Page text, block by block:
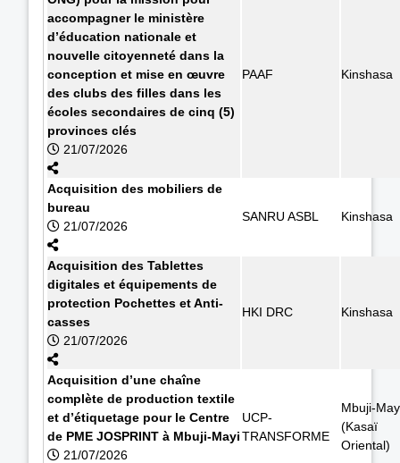
accompagner le ministère
d’éducation nationale et
nouvelle citoyenneté dans la
conception et mise en œuvre
des clubs des filles dans les
écoles secondaires de cinq (5)
provinces clés
21/07/2026
PAAF Kinshasa
Acquisition des mobiliers de
bureau
21/07/2026
SANRU ASBL Kinshasa
Acquisition des Tablettes
digitales et équipements de
protection Pochettes et Anti-
casses
21/07/2026
HKI DRC Kinshasa
Acquisition d’une chaîne
complète de production textile
et d’étiquetage pour le Centre
de PME JOSPRINT à Mbuji-Mayi
21/07/2026
UCP-
TRANSFORME
Mbuji-
(Kasaï
Oriental)